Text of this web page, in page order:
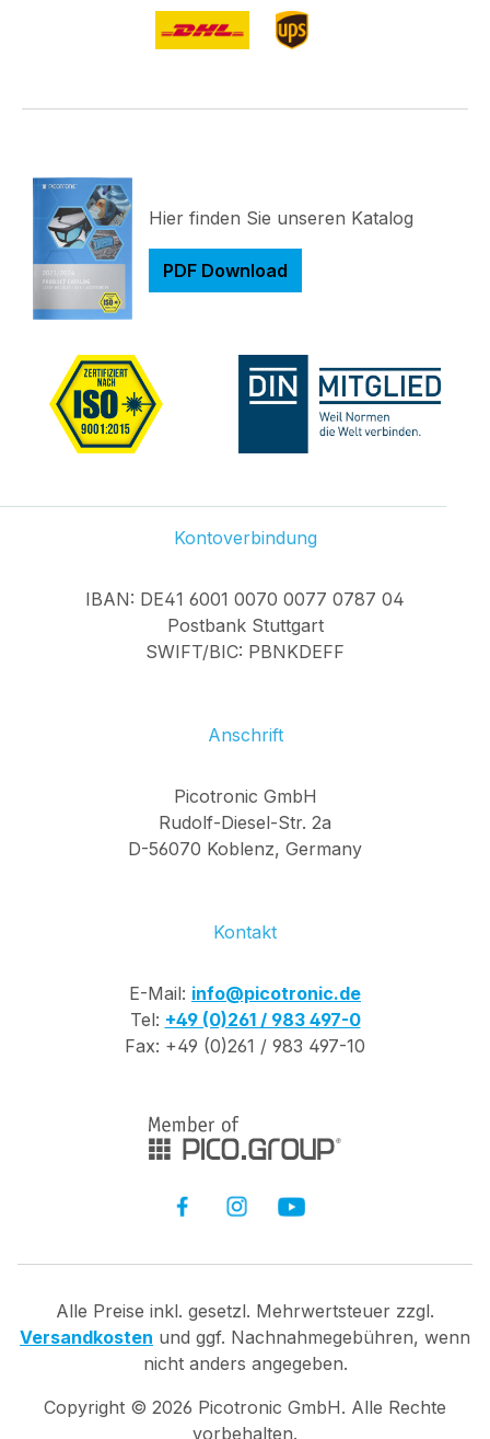
Hier finden Sie unseren Katalog
PDF Download
Kontoverbindung
IBAN: DE41 6001 0070 0077 0787 04
Postbank Stuttgart
SWIFT/BIC: PBNKDEFF
Anschrift
Picotronic GmbH
Rudolf-Diesel-Str. 2a
D-56070 Koblenz, Germany
Kontakt
E-Mail: info@picotronic.de
Tel: +49 (0)261 / 983 497-0
Fax: +49 (0)261 / 983 497-10
Alle Preise inkl. gesetzl. Mehrwertsteuer zzgl.
Versandkosten und ggf. Nachnahmegebühren, wenn
nicht anders angegeben.
Copyright © 2026 Picotronic GmbH. Alle Rechte
vorbehalten.